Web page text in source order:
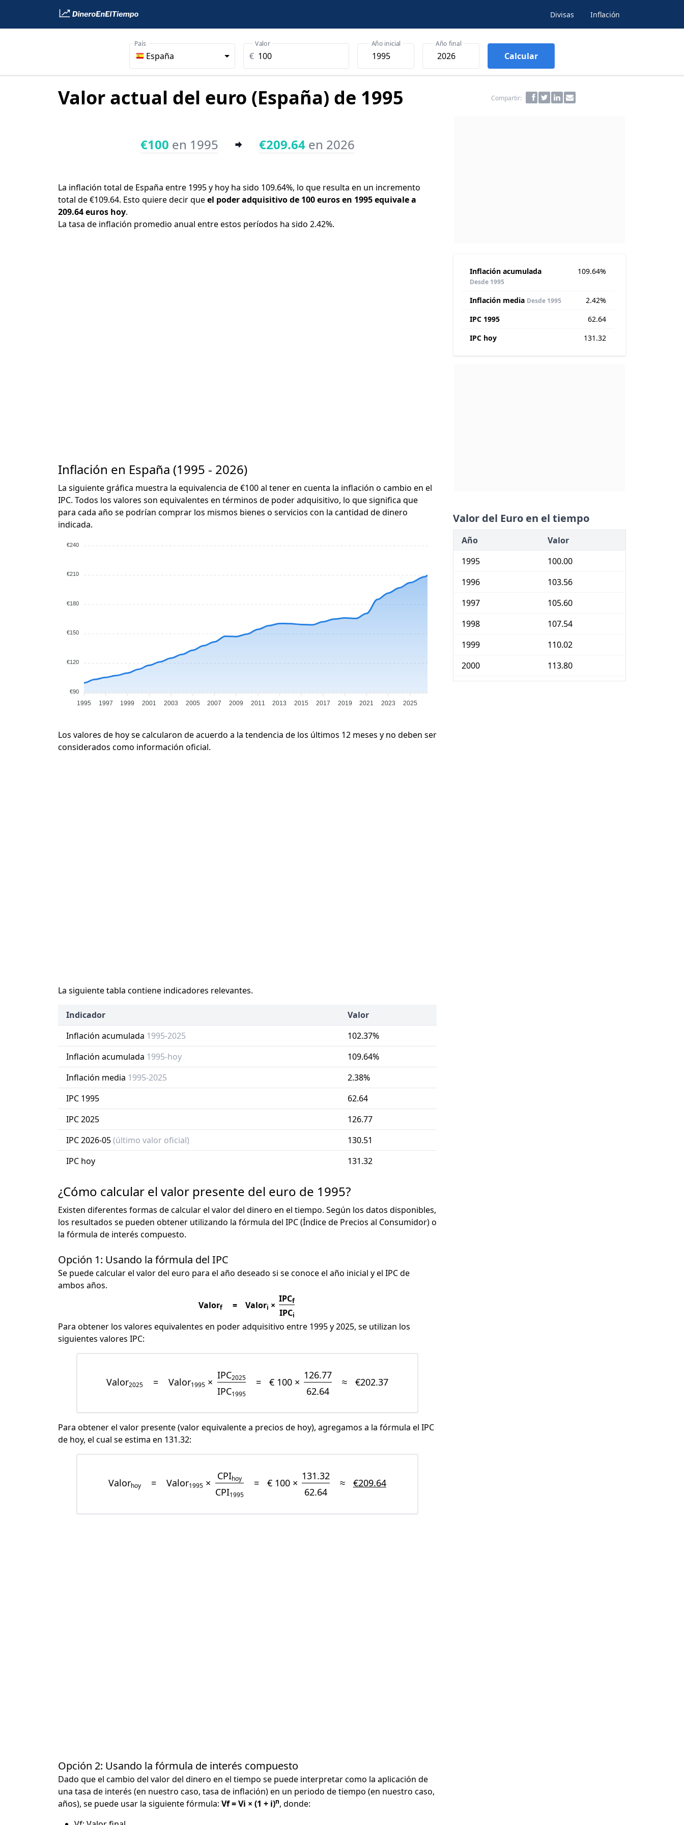
Divisas Inflación
España
País
€
Valor Año inicial Año final
Calcular
Valor actual del euro (España) de 1995 Compartir:
€100 en 1995 €209.64 en 2026
La inflación total de España entre 1995 y hoy ha sido 109.64%, lo que resulta en un incremento
total de €109.64. Esto quiere decir queel poder adquisitivo de 100 euros en 1995 equivale a
209.64 euros hoy.
La tasa de inflación promedio anual entre estos períodos ha sido 2.42%.
Inflación en España (1995 - 2026)
La siguiente gráfica muestra la equivalencia de €100 al tener en cuenta la inflación o cambio en el
IPC. Todos los valores son equivalentes en términos de poder adquisitivo, lo que significa que
para cada año se podrían comprar los mismos bienes o servicios con la cantidad de dinero
indicada.
€240
€210
€180
€150
€120
€90
1995 1997 1999 2001 2003 2005 2007 2009 2011 2013 2015 2017 2019 2021 2023 2025
Los valores de hoy se calcularon de acuerdo a la tendencia de los últimos 12 meses y no deben ser
considerados como información oficial.
La siguiente tabla contiene indicadores relevantes.
Indicador
Valor
Inflación acumulada 1995-2025
102.37%
Inflación acumulada 1995-hoy
109.64%
Inflación media 1995-2025
2.38%
IPC 1995
62.64
IPC 2025
126.77
IPC 2026-05(último valor oficial)
130.51
IPC hoy
131.32
¿Cómo calcular el valor presente del euro de 1995?
Existen diferentes formas de calcular el valor del dinero en el tiempo. Según los datos disponibles,
los resultados se pueden obtener utilizando la fórmula del IPC (Índice de Precios al Consumidor) o
la fórmula de interés compuesto.
Opción 1: Usando la fórmula del IPC
Se puede calcular el valor del euro para el año deseado si se conoce el año inicial y el IPC de
ambos años.
Valorf = Valori ×
IPCf
IPCi
Para obtener los valores equivalentes en poder adquisitivo entre 1995 y 2025, se utilizan los
siguientes valores IPC:
Valor2025 = Valor1995 ×
IPC2025
IPC1995
= € 100 ×
126.77
62.64
≈ €202.37
Para obtener el valor presente (valor equivalente a precios de hoy), agregamos a la fórmula el IPC
de hoy, el cual se estima en 131.32:
Valorhoy = Valor1995 ×
CPIhoy
CPI1995
= € 100 ×
131.32
62.64
≈ €209.64
Opción 2: Usando la fórmula de interés compuesto
Dado que el cambio del valor del dinero en el tiempo se puede interpretar como la aplicación de
una tasa de interés (en nuestro caso, tasa de inflación) en un periodo de tiempo (en nuestro caso,
años), se puede usar la siguiente fórmula: Vf = Vi × (1 + i)n, donde:
Inflación acumulada
Desde 1995
109.64%
Inflación media Desde 1995
2.42%
IPC 1995
62.64
IPC hoy
131.32
Valor del Euro en el tiempo
Año
Valor
1995
100.00
1996
103.56
1997
105.60
1998
107.54
1999
110.02
2000
113.80